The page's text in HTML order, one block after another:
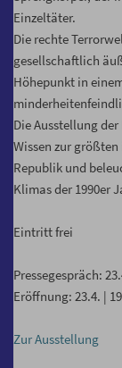
Einzeltäter.
Die rechte
gesellschaftlich
Höhepunkt in
Die Ausstellung der
Wissen zur
Republik und
Klimas der 1990er
Eintritt frei
Pressegespräch:
Eröffnung: 23.4. |
Zur Ausstellung